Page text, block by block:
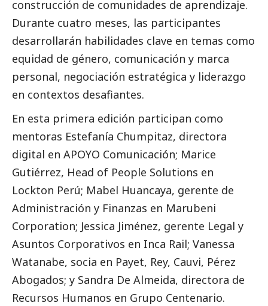
construcción de comunidades de aprendizaje.
Durante cuatro meses, las participantes
desarrollarán habilidades clave en temas como
equidad de género, comunicación y marca
personal, negociación estratégica y liderazgo
en contextos desafiantes.
En esta primera edición participan como
mentoras Estefanía Chumpitaz, directora
digital en APOYO Comunicación; Marice
Gutiérrez, Head of People Solutions en
Lockton Perú; Mabel Huancaya, gerente de
Administración y Finanzas en Marubeni
Corporation; Jessica Jiménez, gerente Legal y
Asuntos Corporativos en Inca Rail; Vanessa
Watanabe, socia en Payet, Rey, Cauvi, Pérez
Abogados; y Sandra De Almeida, directora de
Recursos Humanos en Grupo Centenario.